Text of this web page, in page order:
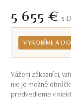
5 655 € S
VYROBÍME A
Vážení zákazníci,
nie je možné
predvedieme v